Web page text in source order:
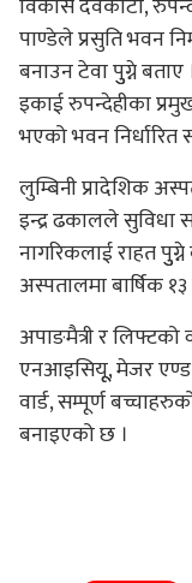
पाण्डेले प्रसुति भवन
बनाउन टेवा पुुग्ने
इकाई रुपन्देहीका
भएको भवन
लुम्बिनी प्रादेशिक
इन्द्र ढकालले सुविधा
नागरिकलाई राहत
अस्पतालमा बार्षिक
अपाङमैत्री र
एनआइसियूू, मेजर एण्ड
वार्ड, सम्पूर्ण
बनाइएको छ ।